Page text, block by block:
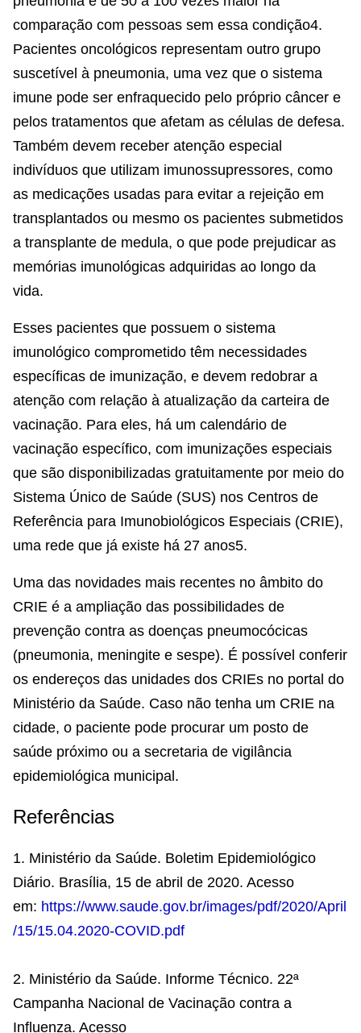
comparação com pessoas sem essa condição4.
Pacientes oncológicos representam outro grupo
suscetível à pneumonia, uma vez que o sistema
imune pode ser enfraquecido pelo próprio câncer e
pelos tratamentos que afetam as células de defesa.
Também devem receber atenção especial
indivíduos que utilizam imunossupressores, como
as medicações usadas para evitar a rejeição em
transplantados ou mesmo os pacientes submetidos
a transplante de medula, o que pode prejudicar as
memórias imunológicas adquiridas ao longo da
vida.
Esses pacientes que possuem o sistema
imunológico comprometido têm necessidades
específicas de imunização, e devem redobrar a
atenção com relação à atualização da carteira de
vacinação. Para eles, há um calendário de
vacinação específico, com imunizações especiais
que são disponibilizadas gratuitamente por meio do
Sistema Único de Saúde (SUS) nos Centros de
Referência para Imunobiológicos Especiais (CRIE),
uma rede que já existe há 27 anos5.
Uma das novidades mais recentes no âmbito do
CRIE é a ampliação das possibilidades de
prevenção contra as doenças pneumocócicas
(pneumonia, meningite e sespe). É possível conferir
os endereços das unidades dos CRIEs no portal do
Ministério da Saúde. Caso não tenha um CRIE na
cidade, o paciente pode procurar um posto de
saúde próximo ou a secretaria de vigilância
epidemiológica municipal.
Referências
1. Ministério da Saúde. Boletim Epidemiológico
Diário. Brasília, 15 de abril de 2020. Acesso
em: https://www.saude.gov.br/images/pdf/2020/April
/15/15.04.2020-COVID.pdf
2. Ministério da Saúde. Informe Técnico. 22ª
Campanha Nacional de Vacinação contra a
Influenza. Acesso